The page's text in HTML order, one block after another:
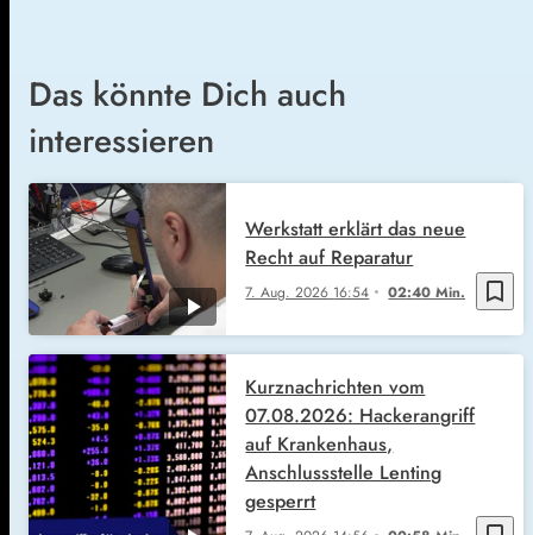
Das könnte Dich auch
interessieren
bookmark_border
7. Aug. 2026 16:54 02:40 Min.
Werkstatt erklärt das neue
Recht auf Reparatur
Kurznachrichten vom
07.08.2026: Hackerangriff
auf Krankenhaus,
Anschlussstelle Lenting
gesperrt